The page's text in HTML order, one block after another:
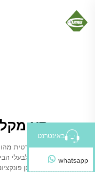
תא
קביית מקלחת סטנדרטית
המודרנית, ומציעה לבעלי
ניצול השטח תוך מתן
באינטרנט
whatsapp